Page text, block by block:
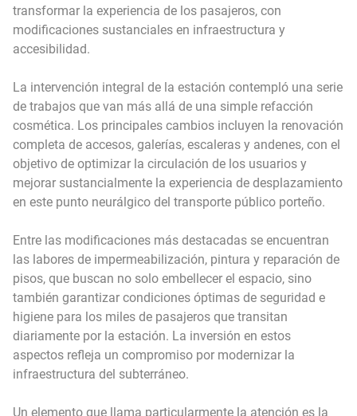
transformar la experiencia de los pasajeros, con
modificaciones sustanciales en infraestructura y
accesibilidad.
La intervención integral de la estación contempló una serie
de trabajos que van más allá de una simple refacción
cosmética. Los principales cambios incluyen la renovación
completa de accesos, galerías, escaleras y andenes, con el
objetivo de optimizar la circulación de los usuarios y
mejorar sustancialmente la experiencia de desplazamiento
en este punto neurálgico del transporte público porteño.
Entre las modificaciones más destacadas se encuentran
las labores de impermeabilización, pintura y reparación de
pisos, que buscan no solo embellecer el espacio, sino
también garantizar condiciones óptimas de seguridad e
higiene para los miles de pasajeros que transitan
diariamente por la estación. La inversión en estos
aspectos refleja un compromiso por modernizar la
infraestructura del subterráneo.
Un elemento que llama particularmente la atención es la